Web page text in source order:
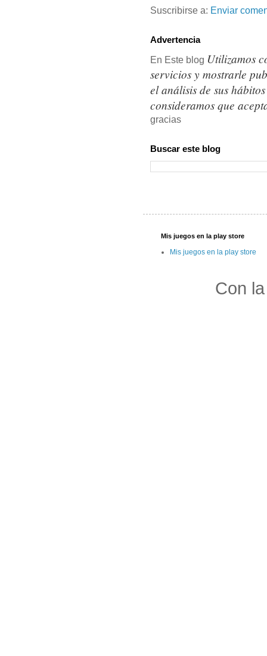
Suscribirse a: Enviar
Advertencia
En Este blog Utilizamos
servicios y mostrarle
el análisis de sus
consideramos que
gracias
Buscar este blog
Mis juegos en la play store
Mis juegos en la play store
Con